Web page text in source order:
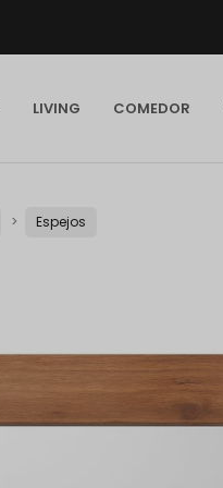
LIVING COMEDOR
Espejos